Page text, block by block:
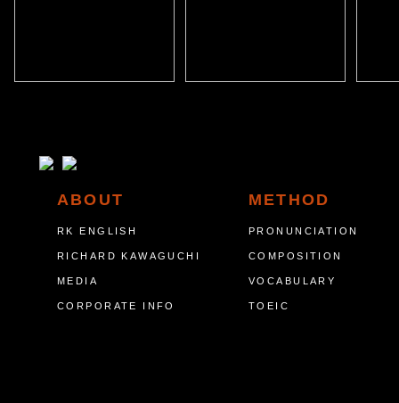
ABOUT
RK ENGLISH
RICHARD KAWAGUCHI
MEDIA
CORPORATE INFO
METHOD
PRONUNCIATION
COMPOSITION
VOCABULARY
TOEIC